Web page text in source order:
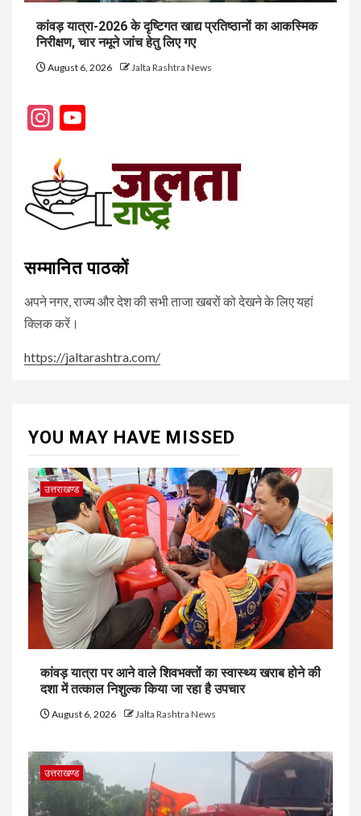
कांवड़ यात्रा-2026 के दृष्टिगत खाद्य प्रतिष्ठानों का आकस्मिक
निरीक्षण, चार नमूने जांच हेतु लिए गए
August 6, 2026 Jalta Rashtra News
Instagram
सम्मानित पाठकों
अपने नगर, राज्य और देश की सभी ताजा खबरों को देखने के लिए यहां
क्लिक करें।
https://jaltarashtra.com/
YOU MAY HAVE MISSED
उत्तराखण्ड
कांवड़ यात्रा पर आने वाले शिवभक्तों का स्वास्थ्य खराब होने की
दशा में तत्काल निशुल्क किया जा रहा है उपचार
August 6, 2026 Jalta Rashtra News
उत्तराखण्ड